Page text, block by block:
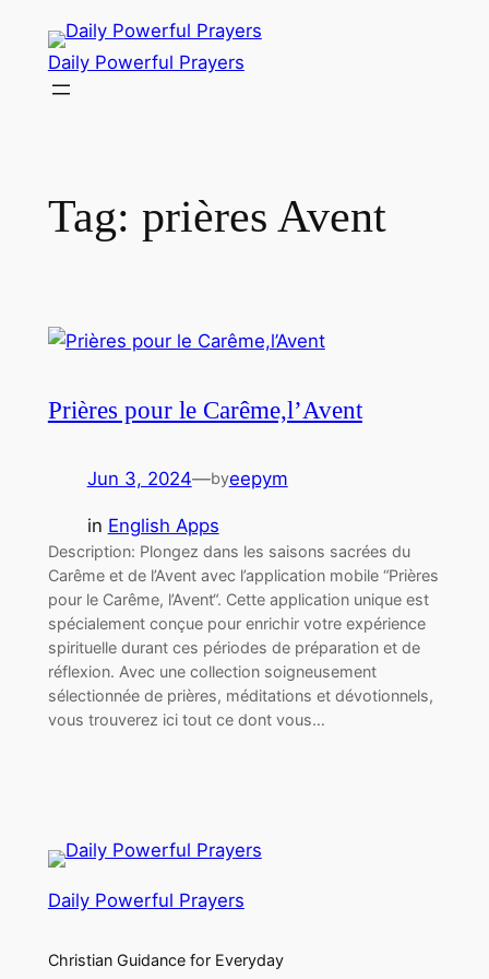
content
Daily Powerful Prayers
Tag: prières Avent
Prières pour le Carême,l’Avent
Jun 3, 2024—byeepym
in English Apps
Description: Plongez dans les saisons sacrées du
Carême et de l’Avent avec l’application mobile “Prières
pour le Carême, l’Avent“. Cette application unique est
spécialement conçue pour enrichir votre expérience
spirituelle durant ces périodes de préparation et de
réflexion. Avec une collection soigneusement
sélectionnée de prières, méditations et dévotionnels,
vous trouverez ici tout ce dont vous…
Daily Powerful Prayers
Christian Guidance for Everyday